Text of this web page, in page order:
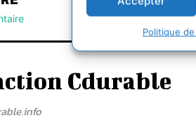
Politique
Cdurable